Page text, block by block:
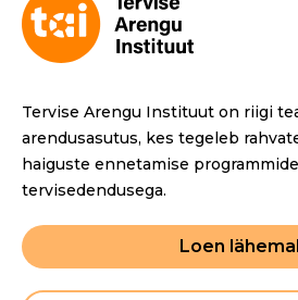
Tervise Arengu Instituut on riigi
arendusasutus, kes tegeleb
haiguste ennetamise
tervisedendusega.
Loen